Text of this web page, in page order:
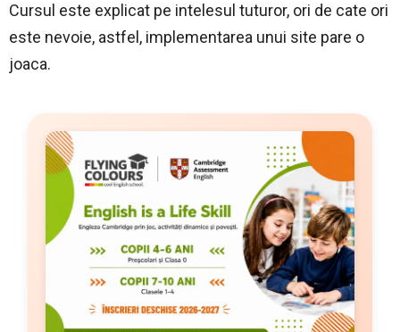
Cursul este explicat pe intelesul tuturor, ori de cate ori
este nevoie, astfel, implementarea unui site pare o
joaca.